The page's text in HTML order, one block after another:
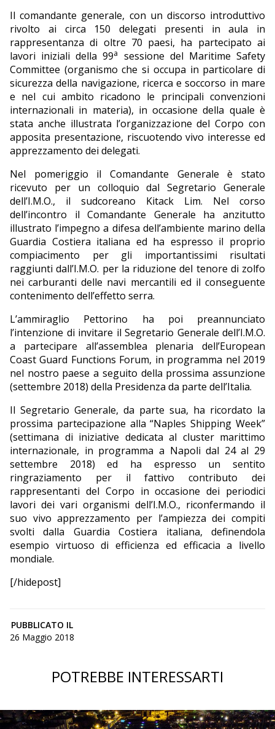
Il comandante generale, con un discorso introduttivo
rivolto ai circa 150 delegati presenti in aula in
rappresentanza di oltre 70 paesi, ha partecipato ai
lavori iniziali della 99a
sessione del Maritime Safety
Committee (organismo che si occupa in particolare di
sicurezza della navigazione, ricerca e soccorso in mare
e nel cui ambito ricadono le principali convenzioni
internazionali in materia), in occasione della quale è
stata anche illustrata l’organizzazione del Corpo con
apposita presentazione, riscuotendo vivo interesse ed
apprezzamento dei delegati.
Nel pomeriggio il Comandante Generale è stato
ricevuto per un colloquio dal Segretario Generale
dell’I.M.O., il sudcoreano Kitack Lim. Nel corso
dell’incontro il Comandante Generale ha anzitutto
illustrato l’impegno a difesa dell’ambiente marino della
Guardia Costiera italiana ed ha espresso il proprio
compiacimento per gli importantissimi risultati
raggiunti dall’I.M.O. per la riduzione del tenore di zolfo
nei carburanti delle navi mercantili ed il conseguente
contenimento dell’effetto serra.
L’ammiraglio Pettorino ha poi preannunciato
l’intenzione di invitare il Segretario Generale dell’I.M.O.
a partecipare all’assemblea plenaria dell’European
Coast Guard Functions Forum, in programma nel 2019
nel nostro paese a seguito della prossima assunzione
(settembre 2018) della Presidenza da parte dell’Italia.
Il Segretario Generale, da parte sua, ha ricordato la
prossima partecipazione alla “Naples Shipping Week”
(settimana di iniziative dedicata al cluster marittimo
internazionale, in programma a Napoli dal 24 al 29
settembre 2018) ed ha espresso un sentito
ringraziamento per il fattivo contributo dei
rappresentanti del Corpo in occasione dei periodici
lavori dei vari organismi dell’I.M.O., riconfermando il
suo vivo apprezzamento per l’ampiezza dei compiti
svolti dalla Guardia Costiera italiana, definendola
esempio virtuoso di efficienza ed efficacia a livello
mondiale.
[/hidepost]
PUBBLICATO IL
26 Maggio 2018
POTREBBE INTERESSARTI